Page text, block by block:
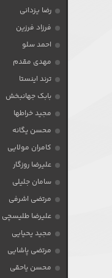
رضا یزدانی
فرزاد فرزین
احمد سلو
مهدی مقدم
ترند اینستا
بابک جهانبخش
مجید خراطها
محسن یگانه
کامران مولایی
علیرضا روزگار
سامان جلیلی
مرتضی اشرفی
علیرضا طلیسچی
مجید یحیایی
مرتضی پاشایی
محسن یاحقی